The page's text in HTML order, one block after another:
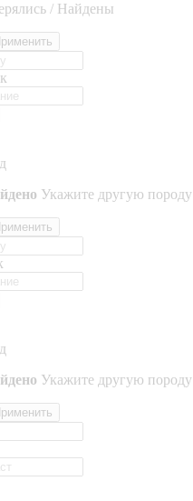
/ Найдены
Укажите другую породу
Укажите другую породу